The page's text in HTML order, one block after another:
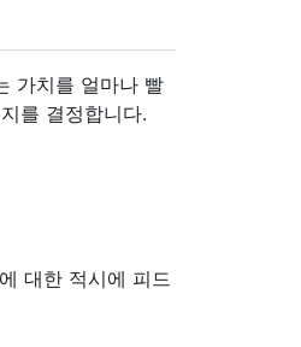
가치를 얼마나 빨
를 결정합니다.
대한 적시에 피드